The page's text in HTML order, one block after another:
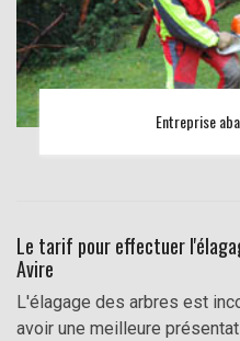
Entreprise
Le tarif pour effectuer
Avire
L'élagage des arbres est
avoir une meilleure